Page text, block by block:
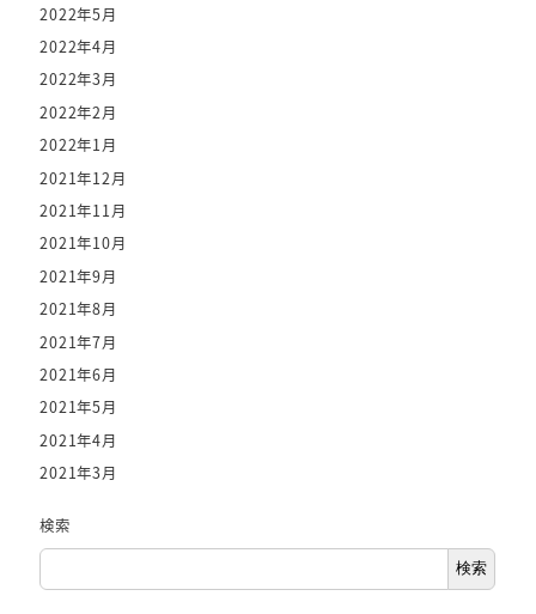
2022年5月
2022年4月
2022年3月
2022年2月
2022年1月
2021年12月
2021年11月
2021年10月
2021年9月
2021年8月
2021年7月
2021年6月
2021年5月
2021年4月
2021年3月
検索
検索